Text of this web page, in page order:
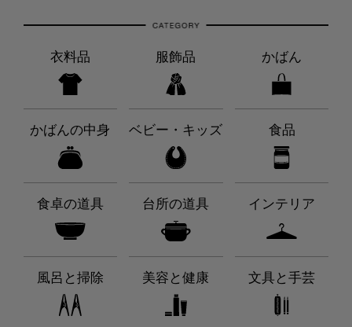
衣料品 服飾品 かばん
かばんの中身 ベビー・キッズ 食品
食卓の道具 台所の道具 インテリア
風呂と掃除 美容と健康 文具と手芸